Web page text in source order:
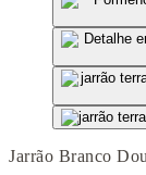
Jarrão Branco